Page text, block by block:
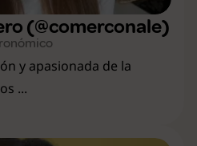
(@comerconale)
y apasionada de la
...